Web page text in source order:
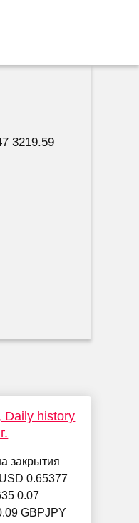
3219.59
history
закрытия
0.65377
0.07
GBPJPY